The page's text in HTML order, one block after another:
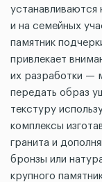
устанавливаются
и на семейных
памятник
привлекает
их разработки —
передать образ
текстуру
комплексы
гранита и
бронзы или
крупного